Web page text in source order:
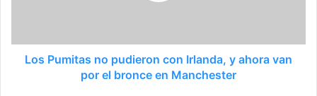
Los Pumitas no pudieron con Irlanda, y ahora van
por el bronce en Manchester